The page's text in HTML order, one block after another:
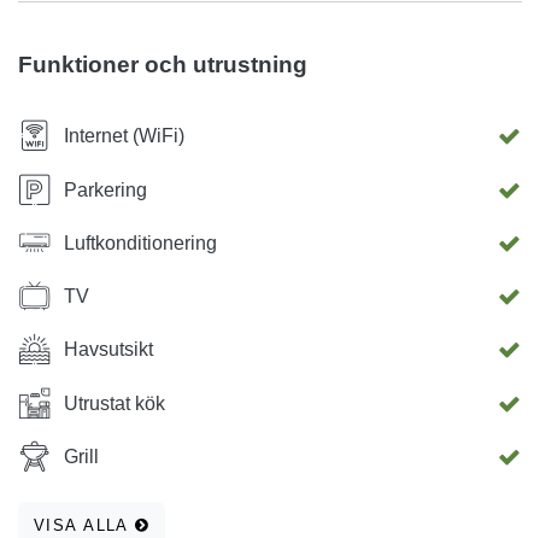
öar, allt inom cirka en timme med bil . För dem som har
hälsoproblem finns det en läkande lera som kommer att
visa sig hjälpa dig.
Funktioner och utrustning
Internet (WiFi)
Parkering
Luftkonditionering
TV
Havsutsikt
Utrustat kök
Grill
VISA ALLA